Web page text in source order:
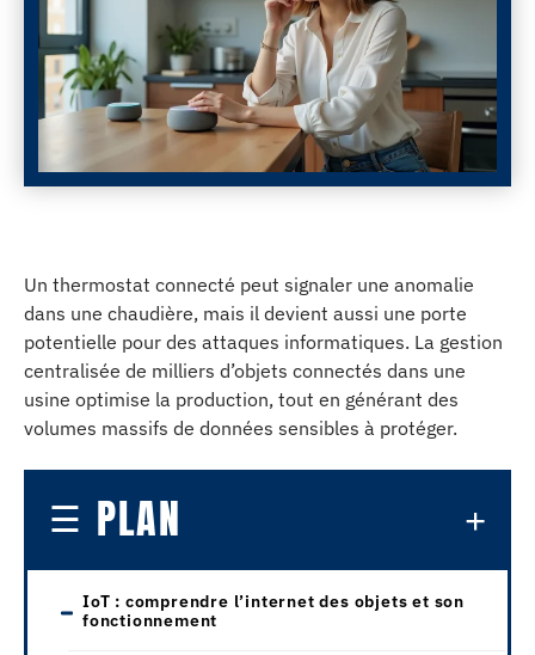
Un thermostat connecté peut signaler une anomalie
dans une chaudière, mais il devient aussi une porte
potentielle pour des attaques informatiques. La gestion
centralisée de milliers d’objets connectés dans une
usine optimise la production, tout en générant des
volumes massifs de données sensibles à protéger.
PLAN
IoT : comprendre l’internet des objets et son
fonctionnement